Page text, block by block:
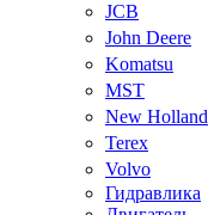
JCB
John Deere
Komatsu
MST
New Holland
Terex
Volvo
Гидравлика